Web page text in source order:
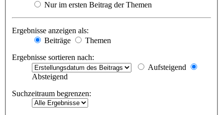
Nur im ersten Beitrag der Themen
Ergebnisse anzeigen als:
Beiträge
Themen
Ergebnisse sortieren nach:
Aufsteigend
Absteigend
Suchzeitraum begrenzen: